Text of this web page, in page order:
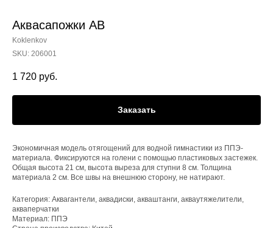
Аквасапожки АВ
Koklenkov
SKU: 206001
1 720 руб.
Заказать
Экономичная модель отягощений для водной гимнастики из ППЭ-
материала. Фиксируются на голени с помощью пластиковых застежек.
Общая высота 21 см, высота выреза для ступни 8 см. Толщина
материала 2 см. Все швы на внешнюю сторону, не натирают.
Категория: Аквагантели, аквадиски, акваштанги, акваутяжелители,
акваперчатки
Материал: ППЭ